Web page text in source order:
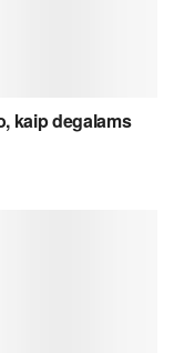
kaip degalams